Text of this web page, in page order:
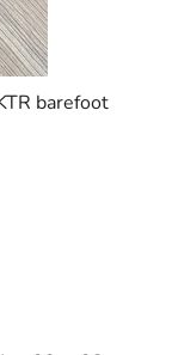
barefoot